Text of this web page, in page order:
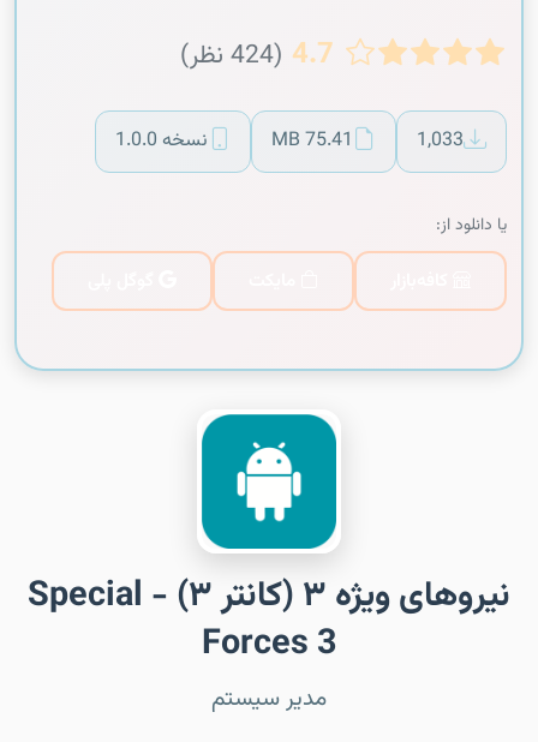
4.7 (424 نظر)
1,033
75.41 MB نسخه 1.0.0
یا دانلود از:
نیروهای ویژه ۳ (کانتر ۳) - Special
Forces 3
مدیر سیستم